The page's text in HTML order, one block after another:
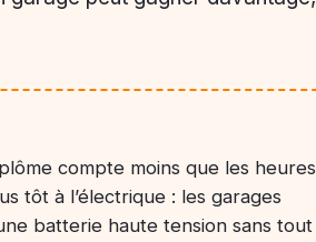
compte moins que les heures
tôt à l’électrique : les garages
batterie haute tension sans tout